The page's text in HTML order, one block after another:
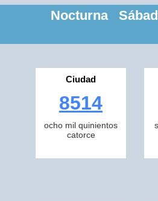
Nocturna
Ciudad
8514
ocho mil quinientos
catorce